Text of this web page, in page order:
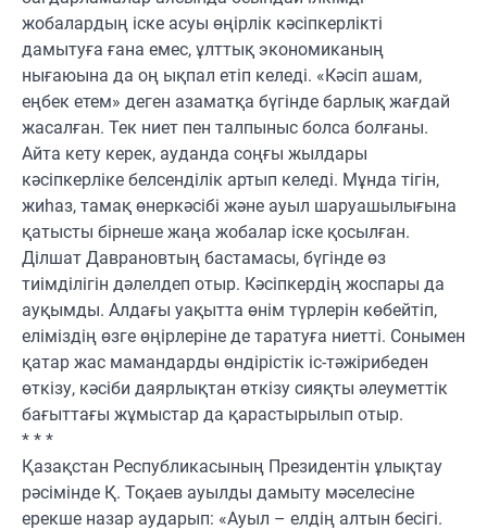
жобалардың іске асуы өңірлік кәсіпкерлікті
дамытуға ғана емес, ұлттық экономиканың
нығаюына да оң ықпал етіп келеді. «Кәсіп ашам,
еңбек етем» деген азаматқа бүгінде барлық жағдай
жасалған. Тек ниет пен талпыныс болса болғаны.
Айта кету керек, ауданда соңғы жылдары
кәсіпкерліке белсенділік артып келеді. Мұнда тігін,
жиһаз, тамақ өнеркәсібі және ауыл шаруашылығына
қатысты бірнеше жаңа жобалар іске қосылған.
Ділшат Даврановтың бастамасы, бүгінде өз
тиімділігін дәлелдеп отыр. Кәсіпкердің жоспары да
ауқымды. Алдағы уақытта өнім түрлерін көбейтіп,
еліміздің өзге өңірлеріне де таратуға ниетті. Сонымен
қатар жас мамандарды өндірістік іс-тәжірибеден
өткізу, кәсіби даярлықтан өткізу сияқты әлеуметтік
бағыттағы жұмыстар да қарастырылып отыр.
* * *
Қазақстан Республикасының Президентін ұлықтау
рәсімінде Қ. Тоқаев ауылды дамыту мәселесіне
ерекше назар аударып: «Ауыл – елдің алтын бесігі.